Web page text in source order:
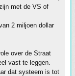
met de VS of
2 miljoen dollar
over de Straat
vast te leggen.
dat systeem is tot